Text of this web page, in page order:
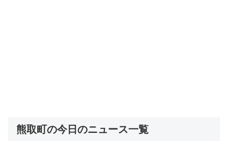
熊取町の今日のニュース一覧